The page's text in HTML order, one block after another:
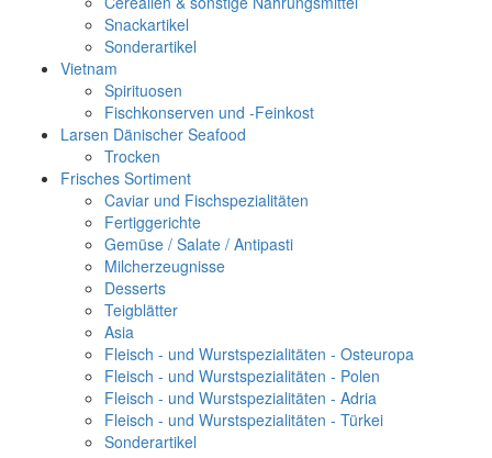
Snackartikel
Sonderartikel
Vietnam
Spirituosen
Fischkonserven und -Feinkost
Larsen Dänischer Seafood
Trocken
Frisches Sortiment
Caviar und Fischspezialitäten
Fertiggerichte
Gemüse / Salate / Antipasti
Milcherzeugnisse
Desserts
Teigblätter
Asia
Fleisch - und Wurstspezialitäten - Osteuropa
Fleisch - und Wurstspezialitäten - Polen
Fleisch - und Wurstspezialitäten - Adria
Fleisch - und Wurstspezialitäten - Türkei
Sonderartikel